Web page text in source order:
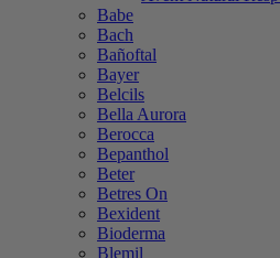
Babe
Bach
Bañoftal
Bayer
Belcils
Bella Aurora
Berocca
Bepanthol
Beter
Betres On
Bexident
Bioderma
Blemil